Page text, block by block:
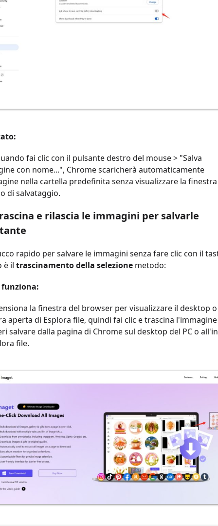
fai clic con il pulsante destro del mouse > "Salva
con nome...", Chrome scaricherà automaticamente
nella cartella predefinita senza visualizzare la
di salvataggio.
e rilascia le immagini per salvarle
rapido per salvare le immagini senza fare clic con il
è il trascinamento della selezione metodo:
funziona:
la finestra del browser per visualizzare il desktop
aperta di Esplora file, quindi fai clic e trascina
salvare dalla pagina di Chrome sul desktop del PC o
file.